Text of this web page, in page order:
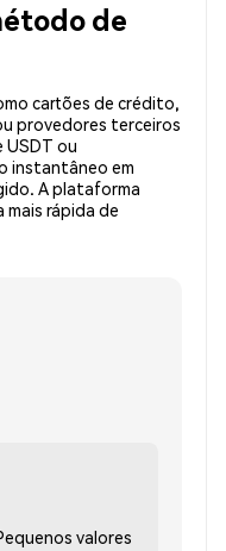
de
cartões de crédito,
provedores terceiros
USDT ou
instantâneo em
A plataforma
mais rápida de
valores